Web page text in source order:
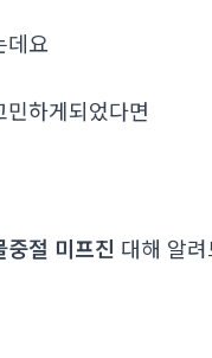
데요
민하게되었다면
중절 미프진 대해 알